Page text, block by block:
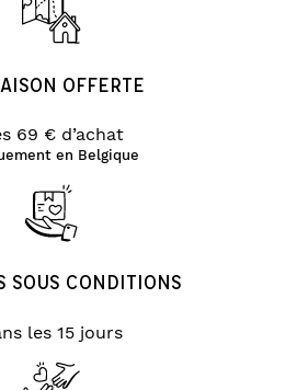
OFFERTE
69 € d’achat
en Belgique
SOUS CONDITIONS
les 15 jours